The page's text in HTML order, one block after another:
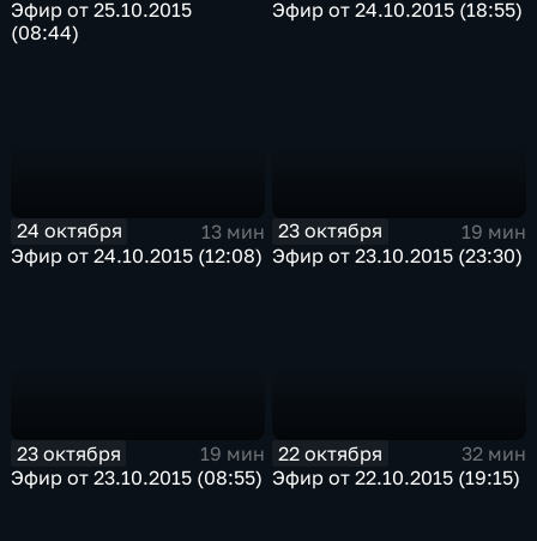
Эфир от 25.10.2015
(08:44)
Эфир от 24.10.2015 (18:55)
24 октября
13 мин
Эфир от 24.10.2015 (12:08)
23 октября
19 мин
Эфир от 23.10.2015 (23:30)
23 октября
19 мин
Эфир от 23.10.2015 (08:55)
22 октября
32 мин
Эфир от 22.10.2015 (19:15)